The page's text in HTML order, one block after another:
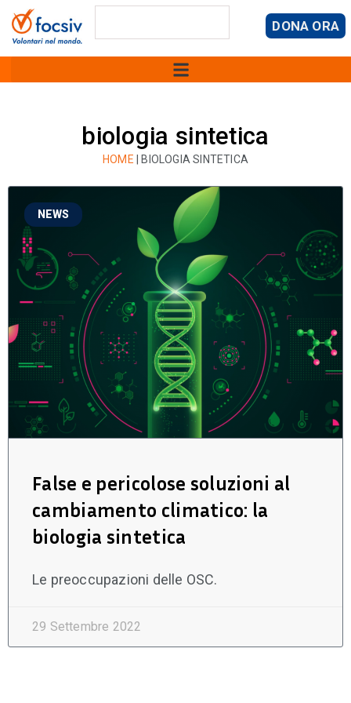
DONA ORA
biologia sintetica
HOME BIOLOGIA SINTETICA
NEWS
False e pericolose soluzioni al
cambiamento climatico: la
biologia sintetica
Le preoccupazioni delle OSC.
29 Settembre 2022